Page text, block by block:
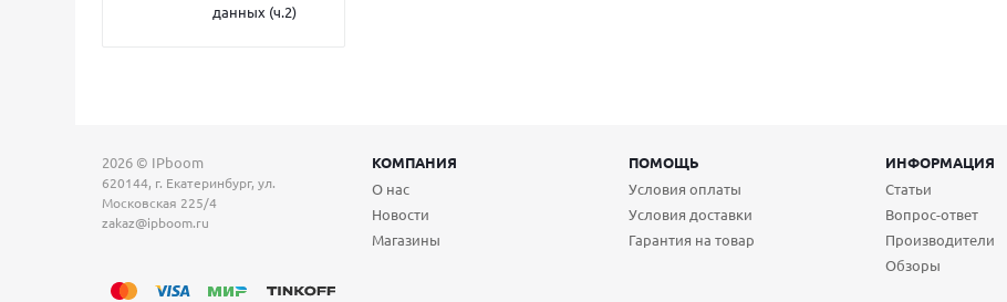
данных (ч.2)
2026 © IPboom
620144, г. Екатеринбург, ул.
Московская 225/4
zakaz@ipboom.ru
КОМПАНИЯ ПОМОЩЬ
ИНФОРМАЦИЯ
О нас
Новости
Магазины
Условия оплаты
Условия доставки
Гарантия на товар
Статьи
Вопрос-ответ
Производители
Обзоры